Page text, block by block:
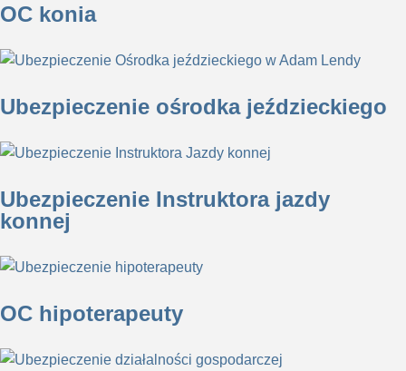
OC konia
Ubezpieczenie ośrodka jeździeckiego
Ubezpieczenie Instruktora jazdy
konnej
OC hipoterapeuty